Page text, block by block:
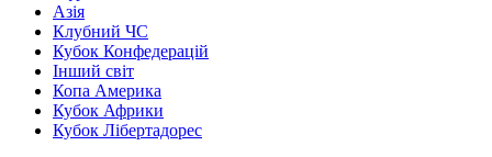
Азія
Клубний ЧС
Кубок Конфедерацій
Інший світ
Копа Америка
Кубок Африки
Кубок Лібертадорес